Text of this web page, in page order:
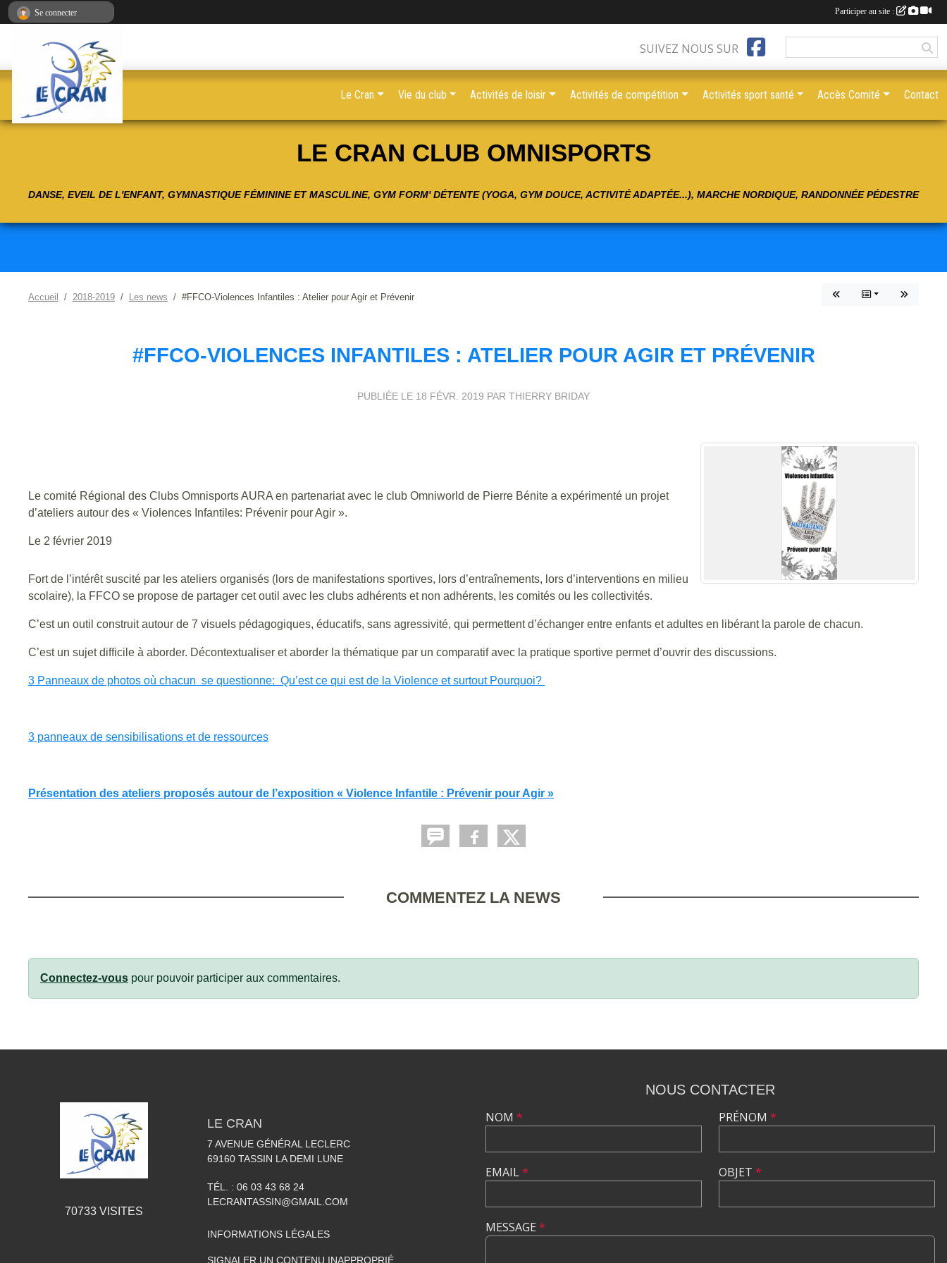
LE CRAN CLUB OMNISPORTS
DANSE, EVEIL DE L'ENFANT, GYMNASTIQUE FÉMININE ET MASCULINE, GYM FORM' DÉTENTE (YOGA, GYM DOUCE, ACTIVITÉ ADAPTÉE...), MARCHE NORDIQUE, RANDONNÉE PÉDESTRE
Accueil 2018-2019 Les news #FFCO-Violences Infantiles : Atelier pour Agir et Prévenir
#FFCO-VIOLENCES INFANTILES : ATELIER POUR AGIR ET PRÉVENIR
PUBLIÉE LE 18 FÉVR. 2019 PAR THIERRY BRIDAY
Le comité Régional des Clubs Omnisports AURA en partenariat avec le club Omniworld de Pierre Bénite a expérimenté un projet
d’ateliers autour des « Violences Infantiles: Prévenir pour Agir ».
Le 2 février 2019
Fort de l’intérêt suscité par les ateliers organisés (lors de manifestations sportives, lors d’entraînements, lors d’interventions en milieu
scolaire), la FFCO se propose de partager cet outil avec les clubs adhérents et non adhérents, les comités ou les collectivités.
C’est un outil construit autour de 7 visuels pédagogiques, éducatifs, sans agressivité, qui permettent d’échanger entre enfants et adultes en libérant la parole de chacun.
C’est un sujet difficile à aborder. Décontextualiser et aborder la thématique par un comparatif avec la pratique sportive permet d’ouvrir des discussions.
3 Panneaux de photos où chacun se questionne: Qu’est ce qui est de la Violence et surtout Pourquoi?
3 panneaux de sensibilisations et de ressources
Présentation des ateliers proposés autour de l’exposition « Violence Infantile : Prévenir pour Agir »
COMMENTEZ LA NEWS
Connectez-vous pour pouvoir participer aux commentaires.
SUIVEZ NOUS SUR
Le Cran Vie du club Activités de loisir Activités de compétition Activités sport santé Accès Comité Contact
70733VISITES
LE CRAN
7 AVENUE GÉNÉRAL LECLERC
69160 TASSIN LA DEMI LUNE
TÉL. : 06 03 43 68 24
LECRANTASSIN@GMAIL.COM
INFORMATIONS LÉGALES
SIGNALER UN CONTENU INAPPROPRIÉ
NOUS CONTACTER
NOM *
EMAIL*
PRÉNOM *
OBJET *
MESSAGE *
Se connecter Participer au site :
Panneau de gestion des cookies